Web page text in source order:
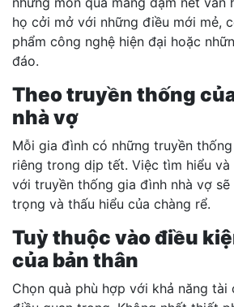
họ cởi mở với những điều mới mẻ,
phẩm công nghệ hiện đại hoặc
đáo.
Theo truyền thống
nhà vợ
Mỗi gia đình có những truyền
riêng trong dịp tết. Việc tìm hiểu và
với truyền thống gia đình nhà vợ
trọng và thấu hiểu của chàng rể.
Tuỳ thuộc vào điều
của bản thân
Chọn quà phù hợp với khả năng tài